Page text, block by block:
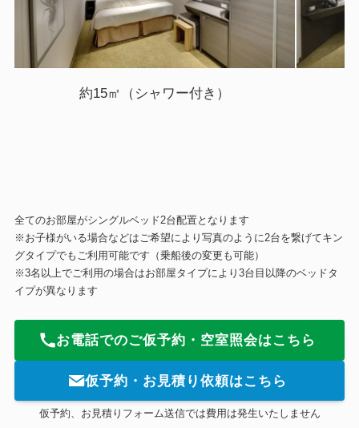
約15㎡（シャワー付き）
全てのお部屋がシングルベッド2台配置となります
※お子様がいる場合などはご希望により写真のように2台を繋げてキン
グタイプでもご利用可能です（乗船後の変更も可能）
※3名以上でご利用の場合はお部屋タイプにより3台目以降のベッドタ
イプが異なります
お電話でのご仮予約・空室照会はこちら
仮予約・お見積り依頼はこちら
仮予約、お見積りフォーム送信では費用は発生いたしません